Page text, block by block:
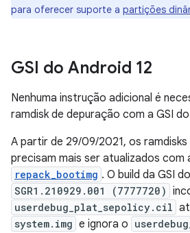
para oferecer suporte a partições
GSI do Android 12
Nenhuma instrução adicional é
ramdisk de depuração com a GSI
A partir de 29/09/2021, os
precisam mais ser atualizados com
repack_bootimg . O build da GSI
SGR1.210929.001 (7777720)
userdebug_plat_sepolicy.cil
system.img e ignora o